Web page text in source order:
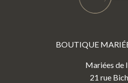
BOUTIQUE
Mariées de
21 rue